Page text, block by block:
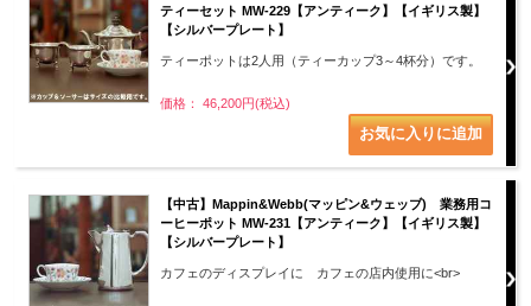
ティーセット MW-229【アンティーク】【イギリス製】
【シルバープレート】
ティーポットは2人用（ティーカップ3～4杯分）です。
価格： 46,200円(税込)
【中古】Mappin&Webb(マッピン&ウェッブ) 業務用コ
ーヒーポット MW-231【アンティーク】【イギリス製】
【シルバープレート】
カフェのディスプレイに カフェの店内使用に<br>